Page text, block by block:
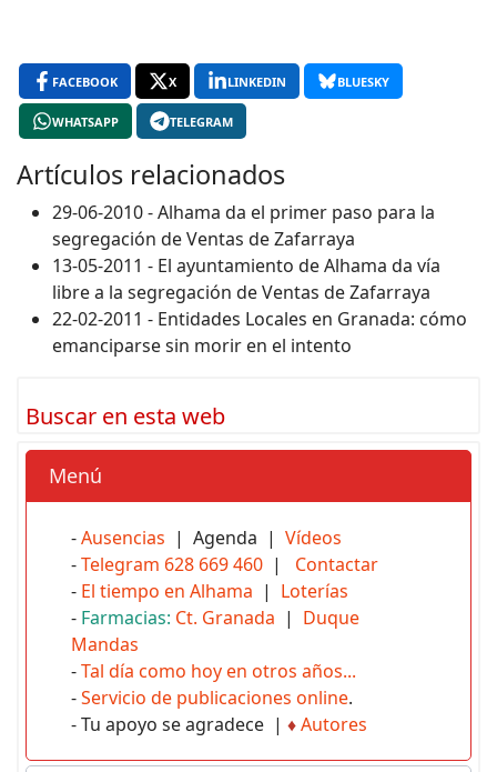
FACEBOOK X LINKEDIN BLUESKY
WHATSAPP TELEGRAM
Artículos relacionados
29-06-2010 - Alhama da el primer paso para la
segregación de Ventas de Zafarraya
13-05-2011 - El ayuntamiento de Alhama da vía
libre a la segregación de Ventas de Zafarraya
22-02-2011 - Entidades Locales en Granada: cómo
emanciparse sin morir en el intento
Buscar en esta web
Menú
-Ausencias | Agenda | Vídeos
-Telegram 628 669 460 | Contactar
- El tiempo en Alhama | Loterías
- Farmacias: Ct. Granada | Duque
Mandas
-Tal día como hoy en otros años...
-Servicio de publicaciones online.
- Tu apoyo se agradece | ♦Autores